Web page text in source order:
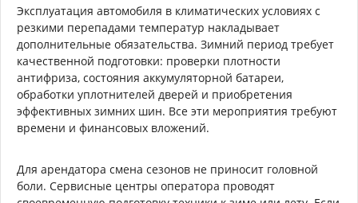
Эксплуатация автомобиля в климатических условиях с
резкими перепадами температур накладывает
дополнительные обязательства. Зимний период требует
качественной подготовки: проверки плотности
антифриза, состояния аккумуляторной батареи,
обработки уплотнителей дверей и приобретения
эффективных зимних шин. Все эти мероприятия требуют
времени и финансовых вложений.
Для арендатора смена сезонов не приносит головной
боли. Сервисные центры оператора проводят